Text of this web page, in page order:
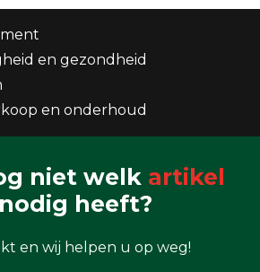
en gezondheid
en onderhoud
niet welk artikel
heeft?
en wij helpen u op weg!